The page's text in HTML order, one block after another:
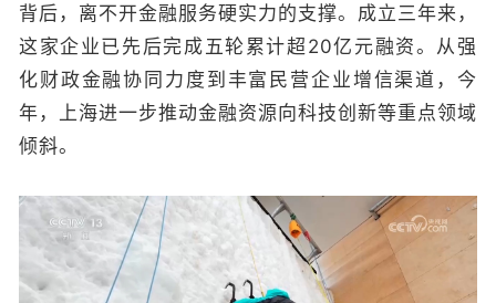
背后，离不开金融服务硬实力的支撑。成立三年来，
这家企业已先后完成五轮累计超20亿元融资。从强
化财政金融协同力度到丰富民营企业增信渠道，今
年，上海进一步推动金融资源向科技创新等重点领域
倾斜。